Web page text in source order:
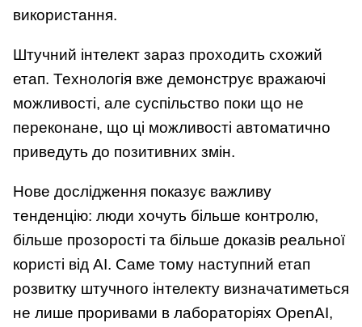
використання.
Штучний інтелект зараз проходить схожий
етап. Технологія вже демонструє вражаючі
можливості, але суспільство поки що не
переконане, що ці можливості автоматично
приведуть до позитивних змін.
Нове дослідження показує важливу
тенденцію: люди хочуть більше контролю,
більше прозорості та більше доказів реальної
користі від AI. Саме тому наступний етап
розвитку штучного інтелекту визначатиметься
не лише проривами в лабораторіях OpenAI,